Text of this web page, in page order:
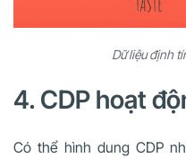
Dữ liệu định
4. CDP hoạt
Có thể hình dung CDP